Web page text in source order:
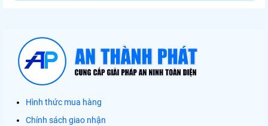
Hình thức mua hàng
Chính sách giao nhận